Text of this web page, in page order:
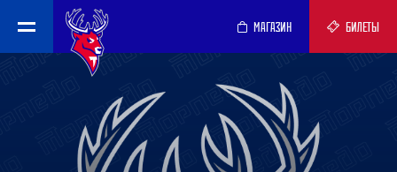
МАГАЗИН БИЛЕТЫ